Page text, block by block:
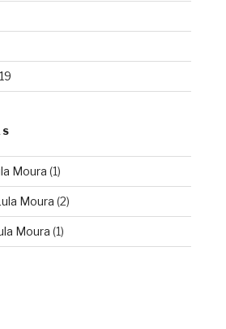
Moura (1)
Moura (2)
Moura (1)